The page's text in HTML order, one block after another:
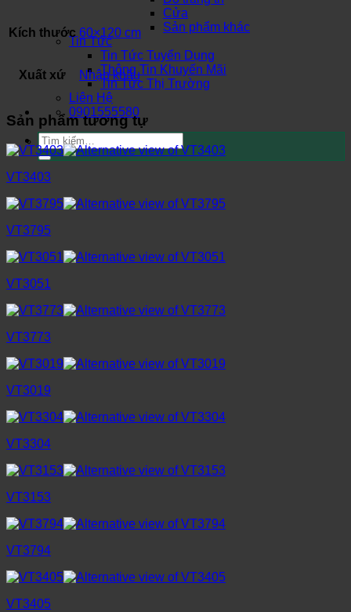
Cửa
Sản phẩm khác
Tin Tức
Tin Tức Tuyển Dụng
Thông Tin Khuyến Mãi
Tin Tức Thị Trường
Liên Hệ
0901555580
Tìm
kiếm:
Kích thước 60×120 cm
Xuất xứ Nhập khẩu
Sản phẩm tương tự
VT3403
VT3795
VT3051
VT3773
VT3019
VT3304
VT3153
VT3794
VT3405